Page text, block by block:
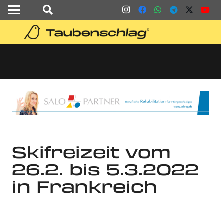
Skifreizeit vom
26.2. bis 5.3.2022
in Frankreich